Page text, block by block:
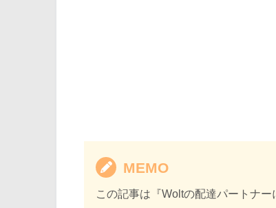
MEMO
この記事は『Woltの配達パートナー